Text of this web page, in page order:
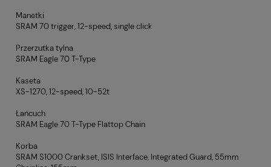
Manetki
SRAM 70 trigger, 12-speed, single click
Przerzutka tylna
SRAM Eagle 70 T-Type
Kaseta
XS-1270, 12-speed, 10-52t
Łańcuch
SRAM Eagle 70 T-Type Flattop Chain
Korba
SRAM S1000 Crankset, ISIS Interface, Integrated Guard, 55mm